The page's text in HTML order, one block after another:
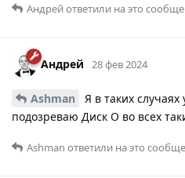
Андрейответили на это
Андрей 28 фев 2024
Ashman
Я в таких
подозреваю Диск О во всех
Ashman ответили на это